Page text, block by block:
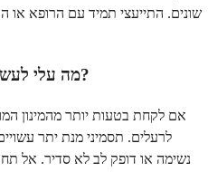
שונים. התייעצי תמיד עם הרופא או
מה עלי לעשות אם לקחתי בטעות יותר מדי?
אם לקחת בטעות יותר מהמינון
לרעלים. תסמיני מנת יתר
נשימה או דופק לב לא סדיר. אל